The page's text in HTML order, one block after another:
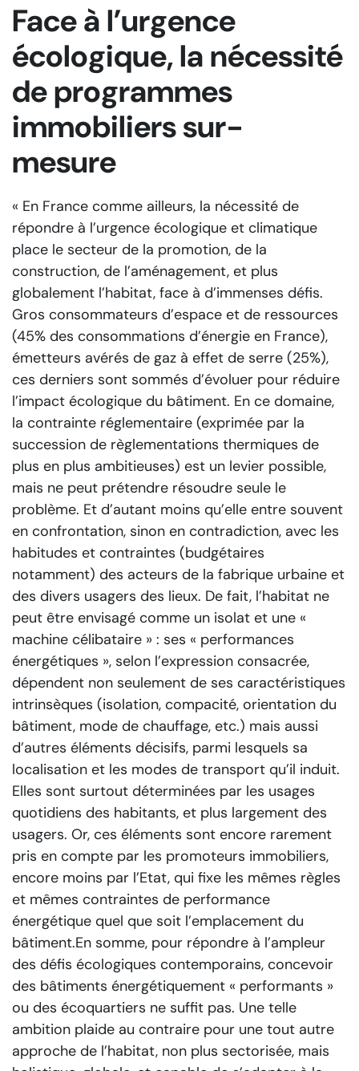
Face à l’urgence
écologique, la nécessité
de programmes
immobiliers sur-
mesure
« En France comme ailleurs, la nécessité de
répondre à l’urgence écologique et climatique
place le secteur de la promotion, de la
construction, de l’aménagement, et plus
globalement l’habitat, face à d’immenses défis.
Gros consommateurs d’espace et de ressources
(45% des consommations d’énergie en France),
émetteurs avérés de gaz à effet de serre (25%),
ces derniers sont sommés d’évoluer pour réduire
l’impact écologique du bâtiment. En ce domaine,
la contrainte réglementaire (exprimée par la
succession de règlementations thermiques de
plus en plus ambitieuses) est un levier possible,
mais ne peut prétendre résoudre seule le
problème. Et d’autant moins qu’elle entre souvent
en confrontation, sinon en contradiction, avec les
habitudes et contraintes (budgétaires
notamment) des acteurs de la fabrique urbaine et
des divers usagers des lieux. De fait, l’habitat ne
peut être envisagé comme un isolat et une «
machine célibataire » : ses « performances
énergétiques », selon l’expression consacrée,
dépendent non seulement de ses caractéristiques
intrinsèques (isolation, compacité, orientation du
bâtiment, mode de chauffage, etc.) mais aussi
d’autres éléments décisifs, parmi lesquels sa
localisation et les modes de transport qu’il induit.
Elles sont surtout déterminées par les usages
quotidiens des habitants, et plus largement des
usagers. Or, ces éléments sont encore rarement
pris en compte par les promoteurs immobiliers,
encore moins par l’Etat, qui fixe les mêmes règles
et mêmes contraintes de performance
énergétique quel que soit l’emplacement du
bâtiment.En somme, pour répondre à l’ampleur
des défis écologiques contemporains, concevoir
des bâtiments énergétiquement « performants »
ou des écoquartiers ne suffit pas. Une telle
ambition plaide au contraire pour une tout autre
approche de l’habitat, non plus sectorisée, mais